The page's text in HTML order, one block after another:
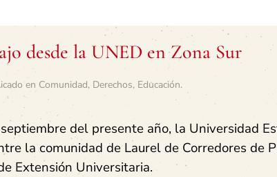
desde la UNED en Zona Sur
en Comunidad, Derechos, Educación.
del presente año, la Universidad
la comunidad de Laurel de Corredores de
Extensión Universitaria.